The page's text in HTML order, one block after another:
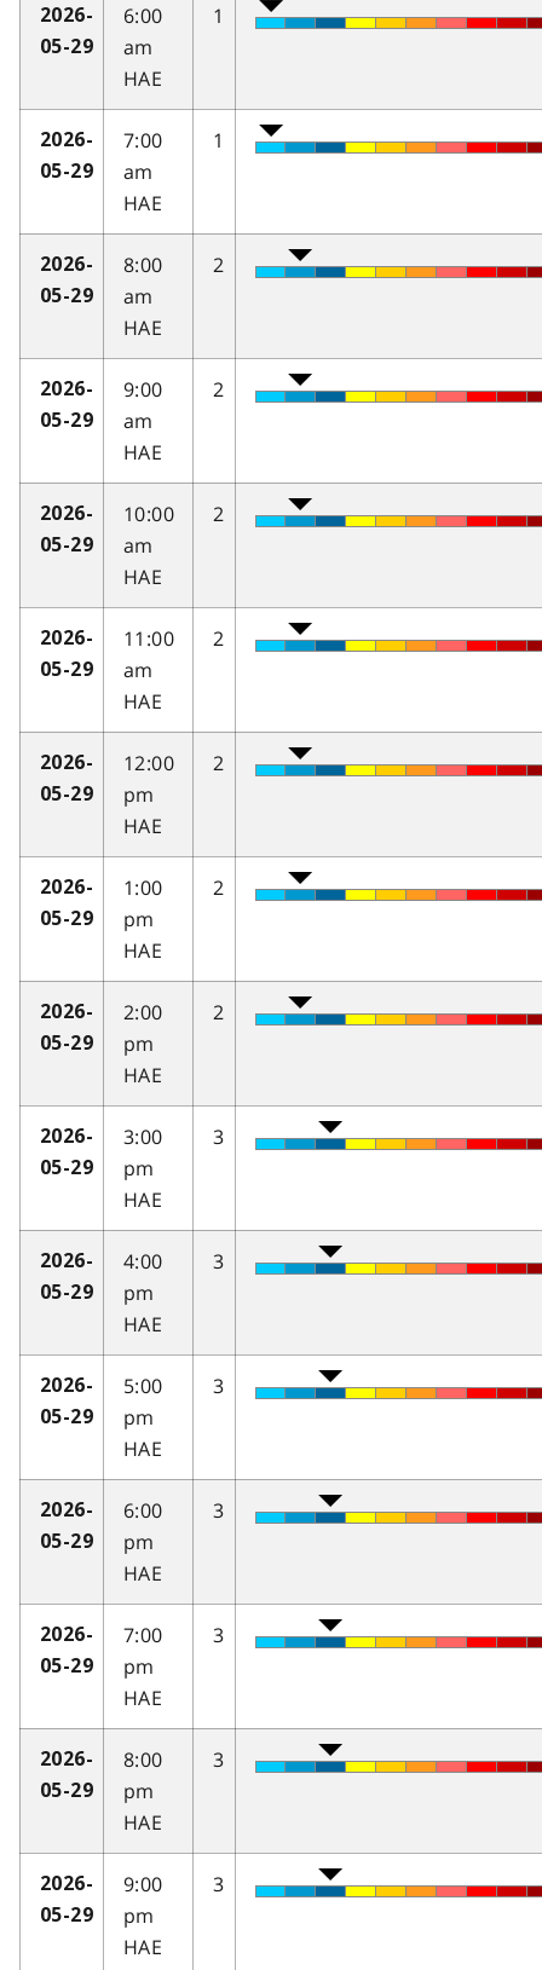
2026-
05-29
6:00
am
HAE
1
2026-
05-29
7:00
am
HAE
1
2026-
05-29
8:00
am
HAE
2
2026-
05-29
9:00
am
HAE
2
2026-
05-29
10:00
am
HAE
2
2026-
05-29
11:00
am
HAE
2
2026-
05-29
12:00
pm
HAE
2
2026-
05-29
1:00
pm
HAE
2
2026-
05-29
2:00
pm
HAE
2
2026-
05-29
3:00
pm
HAE
3
2026-
05-29
4:00
pm
HAE
3
2026-
05-29
5:00
pm
HAE
3
2026-
05-29
6:00
pm
HAE
3
2026-
05-29
7:00
pm
HAE
3
2026-
05-29
8:00
pm
HAE
3
2026-
05-29
9:00
pm
HAE
3